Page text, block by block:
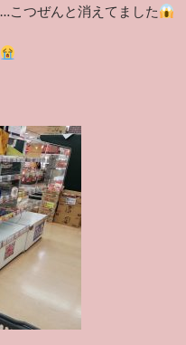
こつぜんと消えてました